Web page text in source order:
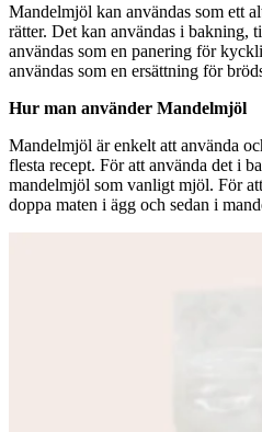
Mandelmjöl kan användas som ett
rätter. Det kan användas i bakning,
användas som en panering för
användas som en ersättning för
Hur man använder Mandelmjöl
Mandelmjöl är enkelt att använda
flesta recept. För att använda det i
mandelmjöl som vanligt mjöl. För
doppa maten i ägg och sedan i